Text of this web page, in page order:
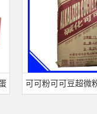
可可粉可可豆超微粉烘焙